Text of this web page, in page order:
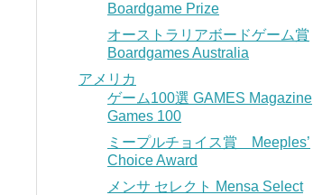
Boardgame Prize
オーストラリアボードゲーム賞
Boardgames Australia
アメリカ
ゲーム100選 GAMES Magazine
Games 100
ミープルチョイス賞 Meeples’
Choice Award
メンサ セレクト Mensa Select